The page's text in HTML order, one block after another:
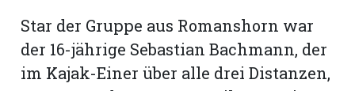
Star der Gruppe aus Romanshorn war
der 16-jährige Sebastian Bachmann, der
im Kajak-Einer über alle drei Distanzen,